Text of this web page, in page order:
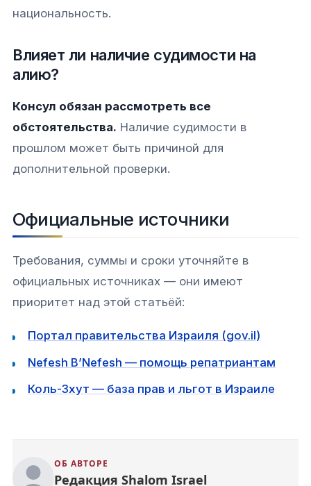
национальность.
Влияет ли наличие судимости на
алию?
Консул обязан рассмотреть все
обстоятельства. Наличие судимости в
прошлом может быть причиной для
дополнительной проверки.
Официальные источники
Требования, суммы и сроки уточняйте в
официальных источниках — они имеют
приоритет над этой статьёй:
Портал правительства Израиля (gov.il)
Nefesh B’Nefesh — помощь репатриантам
Коль-Зхут — база прав и льгот в Израиле
ОБ АВТОРЕ
Редакция Shalom Israel